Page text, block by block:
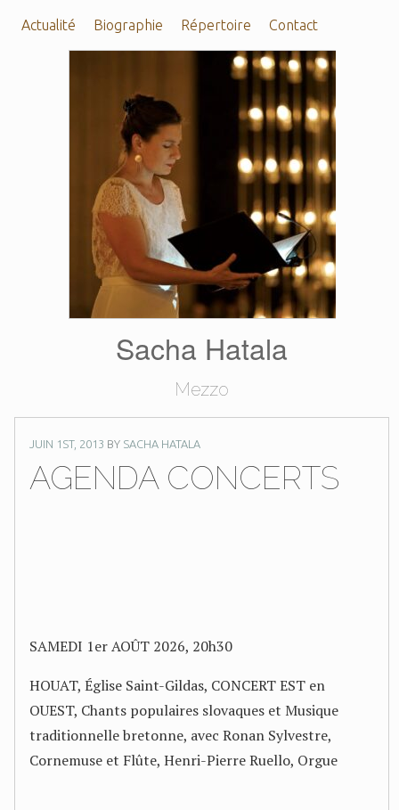
Actualité Biographie Répertoire Contact
Sacha Hatala
Mezzo
JUIN 1ST, 2013 BY SACHA HATALA
AGENDA CONCERTS
SAMEDI 1er AOÛT 2026, 20h30
HOUAT, Église Saint-Gildas, CONCERT EST en
OUEST, Chants populaires slovaques et Musique
traditionnelle bretonne, avec Ronan Sylvestre,
Cornemuse et Flûte, Henri-Pierre Ruello, Orgue